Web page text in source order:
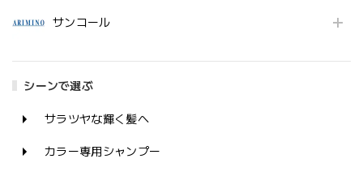
サンコール
シーンで選ぶ
サラツヤな輝く髪へ
カラー専用シャンプー